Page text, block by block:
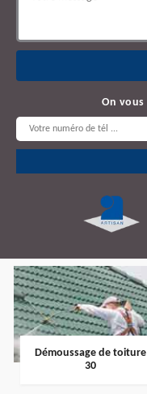
On
Démoussage de toiture
30